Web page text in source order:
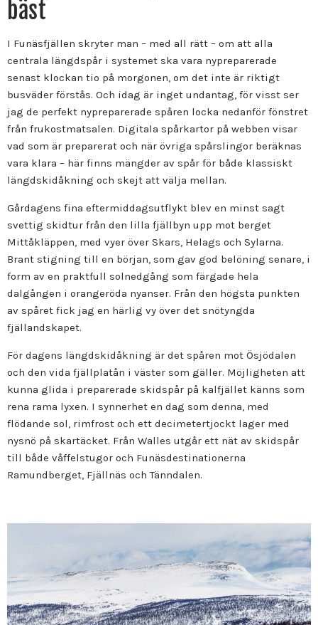
bäst
I Funäsfjällen skryter man – med all rätt – om att alla
centrala längdspår i systemet ska vara nypreparerade
senast klockan tio på morgonen, om det inte är riktigt
busväder förstås. Och idag är inget undantag, för visst ser
jag de perfekt nypreparerade spåren locka nedanför fönstret
från frukostmatsalen. Digitala spårkartor på webben visar
vad som är preparerat och när övriga spårslingor beräknas
vara klara – här finns mängder av spår för både klassiskt
längdskidåkning och skejt att välja mellan.
Gårdagens fina eftermiddagsutflykt blev en minst sagt
svettig skidtur från den lilla fjällbyn upp mot berget
Mittåkläppen, med vyer över Skars, Helags och Sylarna.
Brant stigning till en början, som gav god belöning senare, i
form av en praktfull solnedgång som färgade hela
dalgången i orangeröda nyanser. Från den högsta punkten
av spåret fick jag en härlig vy över det snötyngda
fjällandskapet.
För dagens längdskidåkning är det spåren mot Ösjödalen
och den vida fjällplatån i väster som gäller. Möjligheten att
kunna glida i preparerade skidspår på kalfjället känns som
rena rama lyxen. I synnerhet en dag som denna, med
flödande sol, rimfrost och ett decimetertjockt lager med
nysnö på skartäcket. Från Walles utgår ett nät av skidspår
till både våffelstugor och Funäsdestinationerna
Ramundberget, Fjällnäs och Tänndalen.